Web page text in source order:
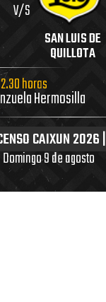
V/S
SAN LUIS DE
QUILLOTA
horas
Hermosilla
CAIXUN 2026 |
Domingo 9 de agosto